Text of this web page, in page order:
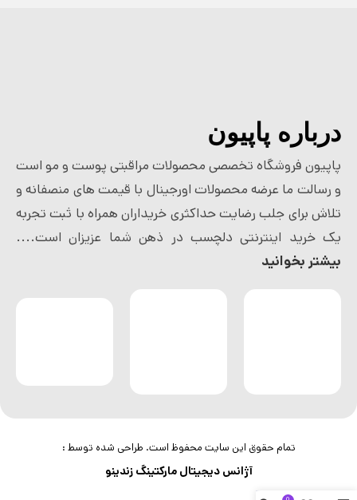
درباره پاپیون
پاپیون فروشگاه تخصصی محصولات مراقبتی پوست و مو است
و رسالت ما عرضه محصولات اورجینال با قیمت های منصفانه و
تلاش برای جلب رضایت حداکثری خریداران همراه با ثبت تجربه
یک خرید اینترنتی دلچسب در ذهن شما عزیزان است....
بیشتر بخوانید
تمام حقوق این سایت محفوظ است. طراحی شده توسط :
آژانس دیجیتال مارکتینگ زندینو